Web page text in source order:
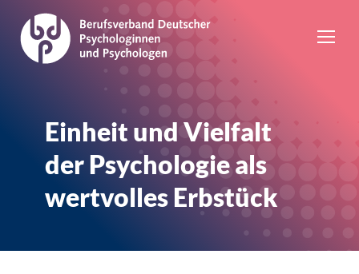
Einheit und Vielfalt
der Psychologie als
wertvolles Erbstück